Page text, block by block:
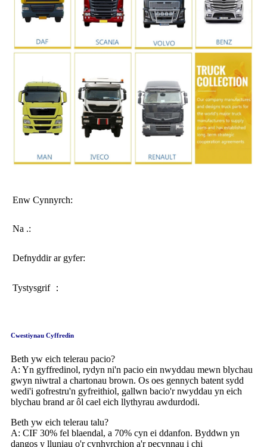
Enw Cynnyrch:
Na .:
Defnyddir ar gyfer:
Tystysgrif ：
Cwestiynau Cyffredin
Beth yw eich telerau pacio?
A: Yn gyffredinol, rydyn ni'n pacio ein nwyddau mewn blychau
gwyn niwtral a chartonau brown. Os oes gennych batent sydd
wedi'i gofrestru'n gyfreithiol, gallwn bacio'r nwyddau yn eich
blychau brand ar ôl cael eich llythyrau awdurdodi.
Beth yw eich telerau talu?
A: CIF 30% fel blaendal, a 70% cyn ei ddanfon. Byddwn yn
dangos y lluniau o'r cynhyrchion a'r pecynnau i chi